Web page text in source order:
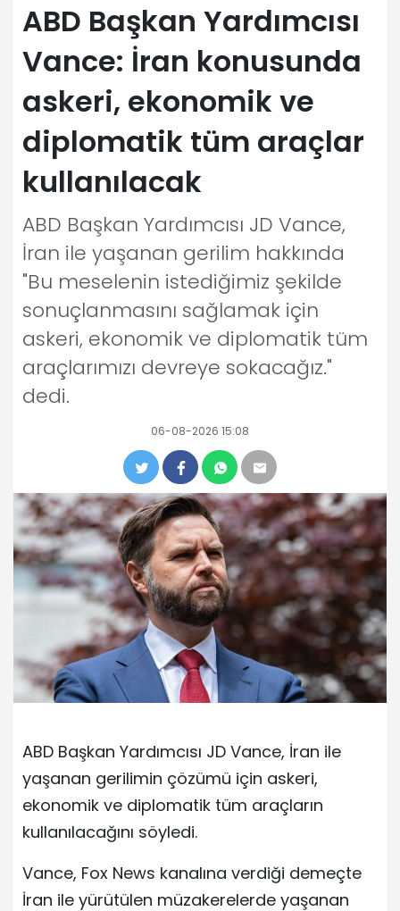
ABD Başkan Yardımcısı
Vance: İran konusunda
askeri, ekonomik ve
diplomatik tüm araçlar
kullanılacak
ABD Başkan Yardımcısı JD Vance,
İran ile yaşanan gerilim hakkında
"Bu meselenin istediğimiz şekilde
sonuçlanmasını sağlamak için
askeri, ekonomik ve diplomatik tüm
araçlarımızı devreye sokacağız."
dedi.
06-08-2026 15:08
ABD Başkan Yardımcısı JD Vance, İran ile
yaşanan gerilimin çözümü için askeri,
ekonomik ve diplomatik tüm araçların
kullanılacağını söyledi.
Vance, Fox News kanalına verdiği demeçte
İran ile yürütülen müzakerelerde yaşanan